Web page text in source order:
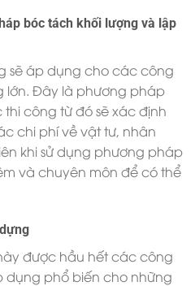
bóc tách khối lượng và lập
sẽ áp dụng cho các công
lớn. Đây là phương pháp
công từ đó sẽ xác định
chi phí về vật tư, nhân
khi sử dụng phương pháp
và chuyên môn để có thể
được hầu hết các công
dụng phổ biến cho những